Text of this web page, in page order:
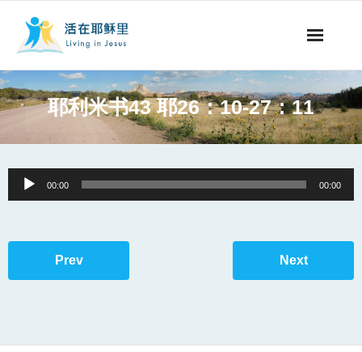
事工概要
阅读文章
耶利米书43 耶26：10-27：11
Audio
Player
00:00 00:00
Prev Next